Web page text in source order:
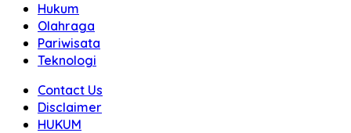
Hukum
Olahraga
Pariwisata
Teknologi
Contact Us
Disclaimer
HUKUM